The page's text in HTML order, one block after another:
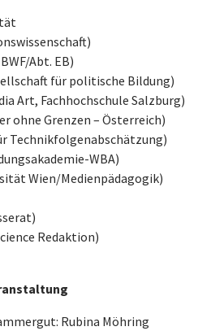
Abt. EB)
für politische Bildung)
Art, Fachhochschule Salzburg)
ohne Grenzen – Österreich)
Technikfolgenabschätzung)
WBA)
Wien/Medienpädagogik)
Redaktion)
Rubina Möhring